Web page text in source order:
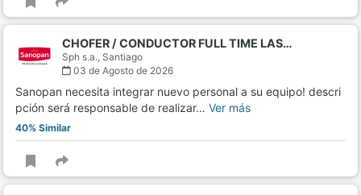
CHOFER / CONDUCTOR FULL TIME LAS…
Sph s.a., Santiago
03 de Agosto de 2026
Sanopan necesita integrar nuevo personal a su equipo! descri
pción será responsable de realizar… Ver más
40% Similar